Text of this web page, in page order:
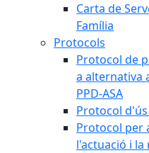
Carta de
Família
Protocols
Protocol de
a alternativa
PPD-ASA
Protocol
Protocol per
l'actuació i